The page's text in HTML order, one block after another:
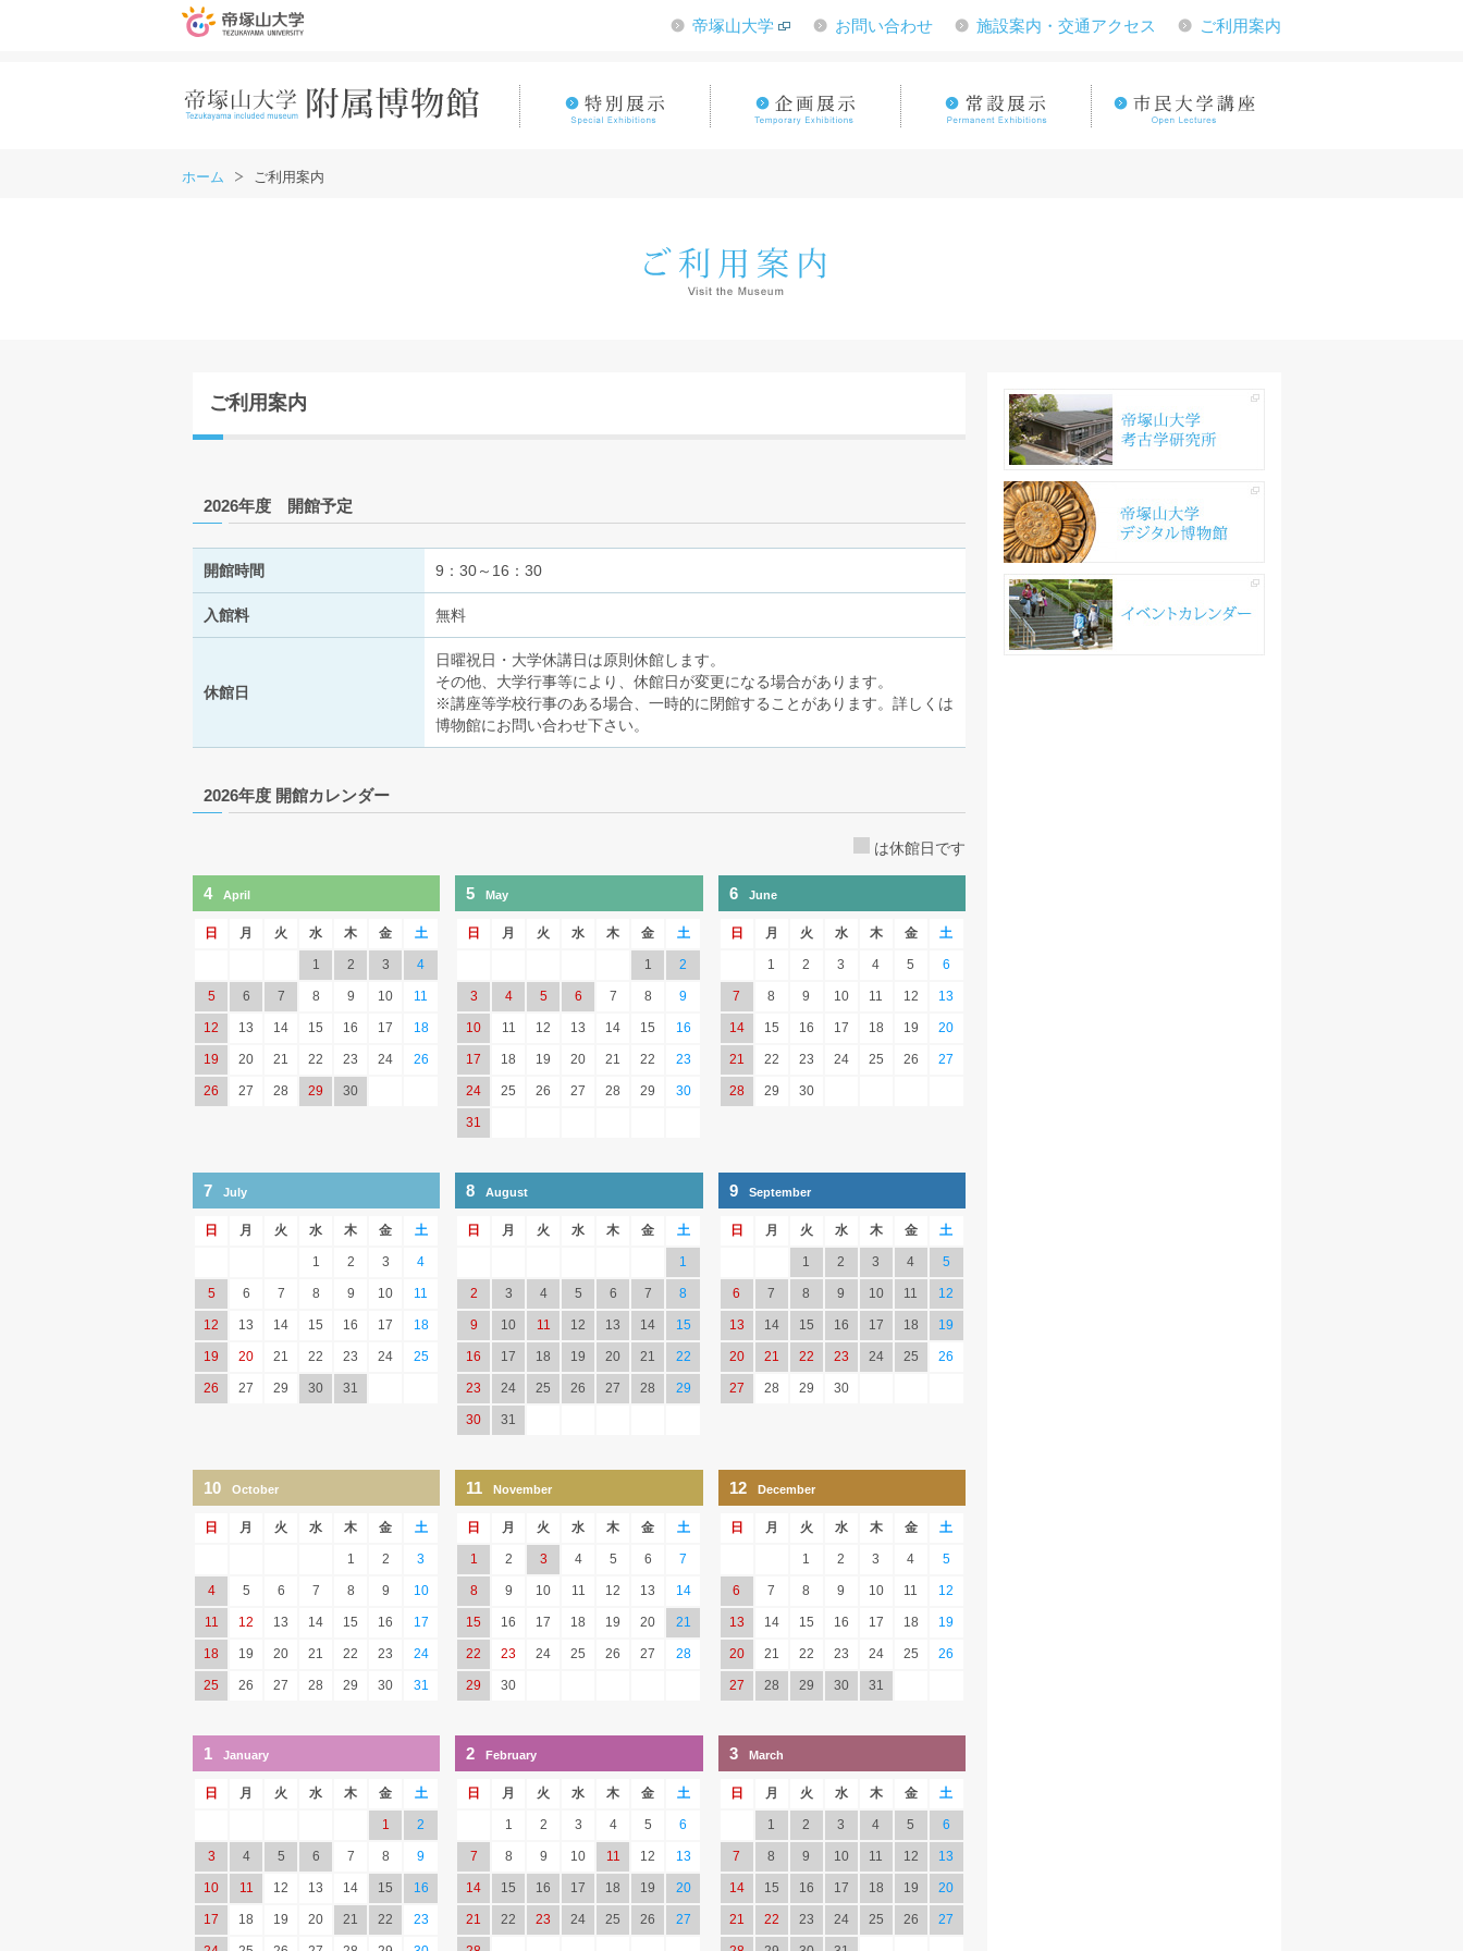
帝塚山大学 お問い合わせ 施設案内・交通アクセス ご利用案内
ホーム ご利用案内
ご利用案内
2026年度 開館予定
開館時間 9：30～16：30
入館料 無料
休館日
日曜祝日・大学休講日は原則休館します。
その他、大学行事等により、休館日が変更になる場合があります。
※講座等学校行事のある場合、一時的に閉館することがあります。詳しくは
博物館にお問い合わせ下さい。
2026年度 開館カレンダー
は休館日です
4 April
日 月 火 水 木 金 土
1 2 3 4
5 6 7 8 9 10 11
12 13 14 15 16 17 18
19 20 21 22 23 24 26
26 27 28 29 30
5 May
日 月 火 水 木 金 土
1 2
3 4 5 6 7 8 9
10 11 12 13 14 15 16
17 18 19 20 21 22 23
24 25 26 27 28 29 30
31
6 June
日 月 火 水 木 金 土
1 2 3 4 5 6
7 8 9 10 11 12 13
14 15 16 17 18 19 20
21 22 23 24 25 26 27
28 29 30
7 July
日 月 火 水 木 金 土
1 2 3 4
5 6 7 8 9 10 11
12 13 14 15 16 17 18
19 20 21 22 23 24 25
26 27 29 30 31
8 August
日 月 火 水 木 金 土
1
2 3 4 5 6 7 8
9 10 11 12 13 14 15
16 17 18 19 20 21 22
23 24 25 26 27 28 29
30 31
9 September
日 月 火 水 木 金 土
1 2 3 4 5
6 7 8 9 10 11 12
13 14 15 16 17 18 19
20 21 22 23 24 25 26
27 28 29 30
10 October
日 月 火 水 木 金 土
1 2 3
4 5 6 7 8 9 10
11 12 13 14 15 16 17
18 19 20 21 22 23 24
25 26 27 28 29 30 31
11 November
日 月 火 水 木 金 土
1 2 3 4 5 6 7
8 9 10 11 12 13 14
15 16 17 18 19 20 21
22 23 24 25 26 27 28
29 30
12 December
日 月 火 水 木 金 土
1 2 3 4 5
6 7 8 9 10 11 12
13 14 15 16 17 18 19
20 21 22 23 24 25 26
27 28 29 30 31
1 January
日 月 火 水 木 金 土
1 2
3 4 5 6 7 8 9
10 11 12 13 14 15 16
17 18 19 20 21 22 23
2 February
日 月 火 水 木 金 土
1 2 3 4 5 6
7 8 9 10 11 12 13
14 15 16 17 18 19 20
21 22 23 24 25 26 27
3 March
日 月 火 水 木 金 土
1 2 3 4 5 6
7 8 9 10 11 12 13
14 15 16 17 18 19 20
21 22 23 24 25 26 27